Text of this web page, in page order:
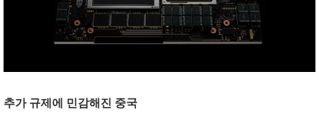
추가 규제에 민감해진 중국